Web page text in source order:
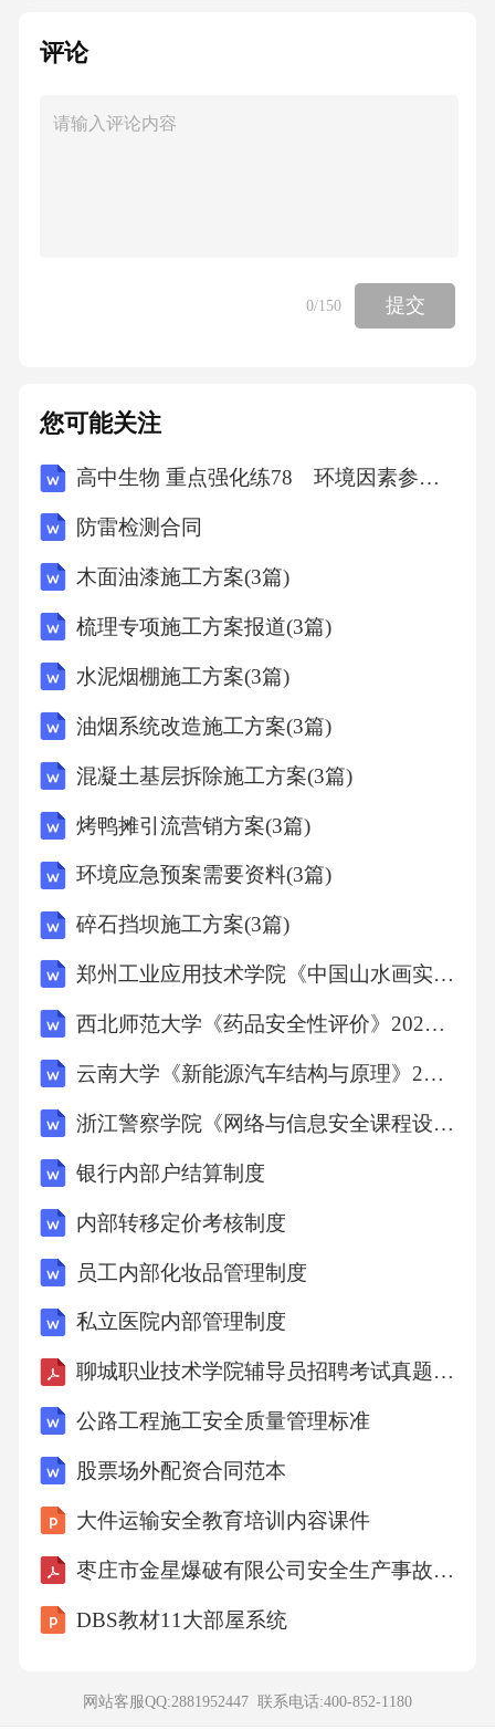
常见的英语表述是？（）A.PositiveandNegative
4、在翻译中，要注意不同语言的语气词使用差
“Yes,Iknow.”C.“哎呀，我忘了。”翻译成“Oh,Ifor
got.”D.“哼，我才不信呢。”翻译成“No,Idon'tbeli
现象，以下哪种应对方法更恰当？（）A.借用
述来表达D.忽略词汇空缺，不进行处理16、翻
译哲学类文本时，对于一些抽象、深奥的概
念，以下哪种翻译思路更有助于读者理解？
语C.保留原文的晦涩表述D.结合实例进行说明1
7、当翻译涉及到古代文化的文本时，对于一些
已经不再使用或难以理解的古词汇，以下哪种
翻译方式更为恰当？（）A.查找对应的现代词
汇B.进行详细的注释说明C.用相近意思的常见词
汇替代D.保留原文不翻译18、在翻译时尚类文
章时，对于品牌名称和时尚术语的翻译要符合
行业习惯。“高级定制”常见的英文表述是？（）
onC.HautecoutureD.Premiumcustomization19、对
于句子“Theweatherforecastsaysitwillraintomorro
w.”，正确的翻译是？（）A.天气预报说明天会
下雨B.天气预测称明天将要下雨C.天气预报讲明
子“Youcan'tjudgeabookbyitscover.”应该被翻译
为？（）A.你不能通过封面来判断一本书B.人
不可貌相C.你不能凭借书的封面来评判它D.不
25分)1、（本题5分）当翻译科技文献中的专业
术语时，没有完全对应的译词，应采取何种策
略来确保术语翻译的准确性和专业性？2、（本
题5分）当原文是一部传记的结尾，如何通过翻
题5分）翻译法律文件时，如何处理其中的模糊
性和多义性语言，以避免法律纠纷？4、（本题
5分）翻译与野生动物保护相关的资料，如何准
评论
0/150 提交
您可能关注
高中生物 重点强化练78 环境因素参与调节植物的生命活动
防雷检测合同
木面油漆施工方案(3篇)
梳理专项施工方案报道(3篇)
水泥烟棚施工方案(3篇)
油烟系统改造施工方案(3篇)
混凝土基层拆除施工方案(3篇)
烤鸭摊引流营销方案(3篇)
环境应急预案需要资料(3篇)
碎石挡坝施工方案(3篇)
郑州工业应用技术学院《中国山水画实验》2024-2025学年第二学期期末试卷
西北师范大学《药品安全性评价》2024-2025学年第二学期期末试卷
云南大学《新能源汽车结构与原理》2024-2025学年第二学期期末试卷
浙江警察学院《网络与信息安全课程设计》2024-2025学年第二学期期末试卷
银行内部户结算制度
内部转移定价考核制度
员工内部化妆品管理制度
私立医院内部管理制度
聊城职业技术学院辅导员招聘考试真题及答案
公路工程施工安全质量管理标准
股票场外配资合同范本
大件运输安全教育培训内容课件
枣庄市金星爆破有限公司安全生产事故应急预案1
DBS教材11大部屋系统
网站客服QQ:2881952447 联系电话:400-852-1180